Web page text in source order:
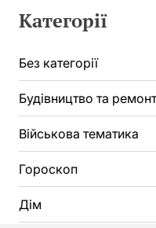
Категорії
Без категорії
Будівництво та ремонт
Військова тематика
Гороскоп
Дім